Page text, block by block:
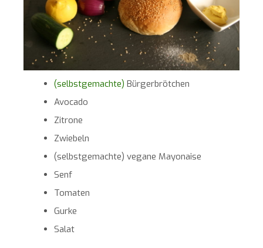
(selbstgemachte) Bürgerbrötchen
Avocado
Zitrone
Zwiebeln
(selbstgemachte) vegane Mayonaise
Senf
Tomaten
Gurke
Salat